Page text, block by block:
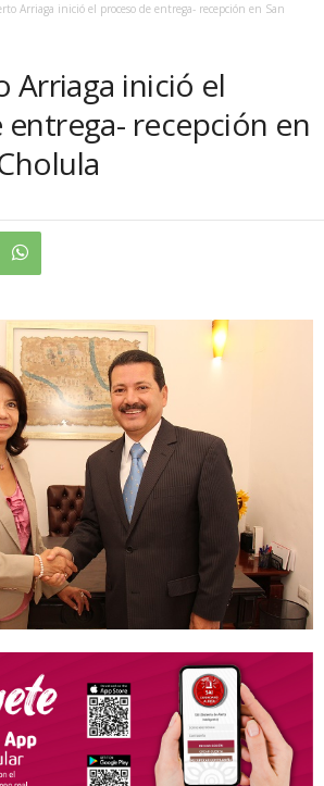
Arriaga inició el proceso de entrega- recepción en San
Arriaga inició el
recepción en